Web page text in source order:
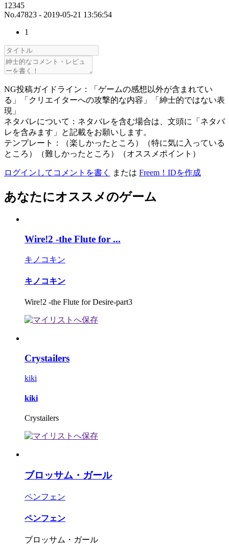
12345
No.47823 - 2019-05-21 13:56:54
1
NG投稿ガイドライン：「ゲームの感想以外が含まれてい
る」「クリエイターへの攻撃的な内容」「紳士的ではない表
現」
ネタバレについて：ネタバレを含む場合は、文頭に「ネタバ
レを含みます」と記載をお願いします。
テンプレート：（楽しかったところ）（特に気に入っている
ところ）（難しかったところ）（オススメポイント）
ログインしてコメントを書く または Freem！IDを作成
あなたにオススメのゲーム
Wire!2 -the Flute for ...
キノコキン
キノコキン
Wire!2 -the Flute for Desire-part3
Crystailers
kiki
kiki
Crystailers
ブロッサム・ガール
ペンフェン
ペンフェン
ブロッサム・ガール